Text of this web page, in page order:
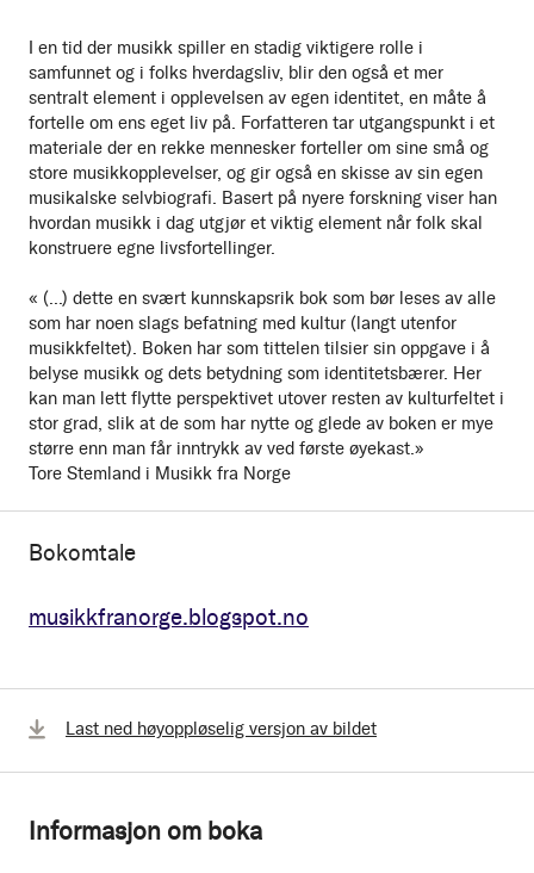
Bokomtale
musikkfranorge.blogspot.no
I en tid der musikk spiller en stadig viktigere rolle i
samfunnet og i folks hverdagsliv, blir den også et mer
sentralt element i opplevelsen av egen identitet, en måte å
fortelle om ens eget liv på. Forfatteren tar utgangspunkt i et
materiale der en rekke mennesker forteller om sine små og
store musikkopplevelser, og gir også en skisse av sin egen
musikalske selvbiografi. Basert på nyere forskning viser han
hvordan musikk i dag utgjør et viktig element når folk skal
konstruere egne livsfortellinger.
« (...) dette en svært kunnskapsrik bok som bør leses av alle
som har noen slags befatning med kultur (langt utenfor
musikkfeltet). Boken har som tittelen tilsier sin oppgave i å
belyse musikk og dets betydning som identitetsbærer. Her
kan man lett flytte perspektivet utover resten av kulturfeltet i
stor grad, slik at de som har nytte og glede av boken er mye
større enn man får inntrykk av ved første øyekast.»
Tore Stemland i Musikk fra Norge
Last ned høyoppløselig versjon av bildet
Informasjon om boka